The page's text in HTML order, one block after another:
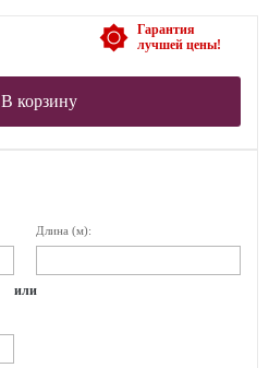
Гарантия
лучшей цены!
В корзину
Длина (м):
или